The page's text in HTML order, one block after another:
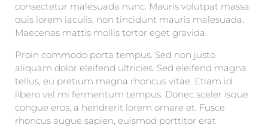
consectetur malesuada nunc. Mauris volutpat massa
quis lorem iaculis, non tincidunt mauris malesuada.
Maecenas mattis mollis tortor eget gravida.
Proin commodo porta tempus. Sed non justo
aliquam dolor eleifend ultricies. Sed eleifend magna
tellus, eu pretium magna rhoncus vitae. Etiam id
libero vel mi fermentum tempus. Donec sceler isque
congue eros, a hendrerit lorem ornare et. Fusce
rhoncus augue sapien, euismod porttitor erat